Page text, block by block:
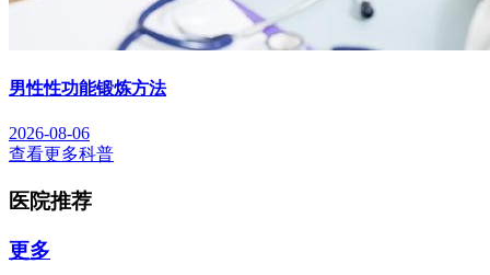
男性性功能锻炼方法
2026-08-06
查看更多科普
医院推荐
更多